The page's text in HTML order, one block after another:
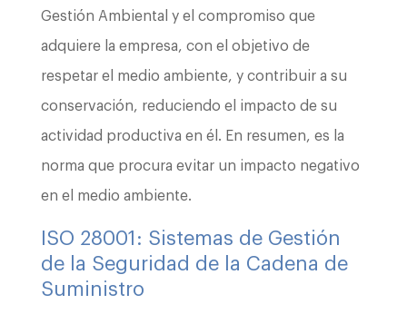
Gestión Ambiental y el compromiso que
adquiere la empresa, con el objetivo de
respetar el medio ambiente, y contribuir a su
conservación, reduciendo el impacto de su
actividad productiva en él. En resumen, es la
norma que procura evitar un impacto negativo
en el medio ambiente.
ISO 28001: Sistemas de Gestión
de la Seguridad de la Cadena de
Suministro